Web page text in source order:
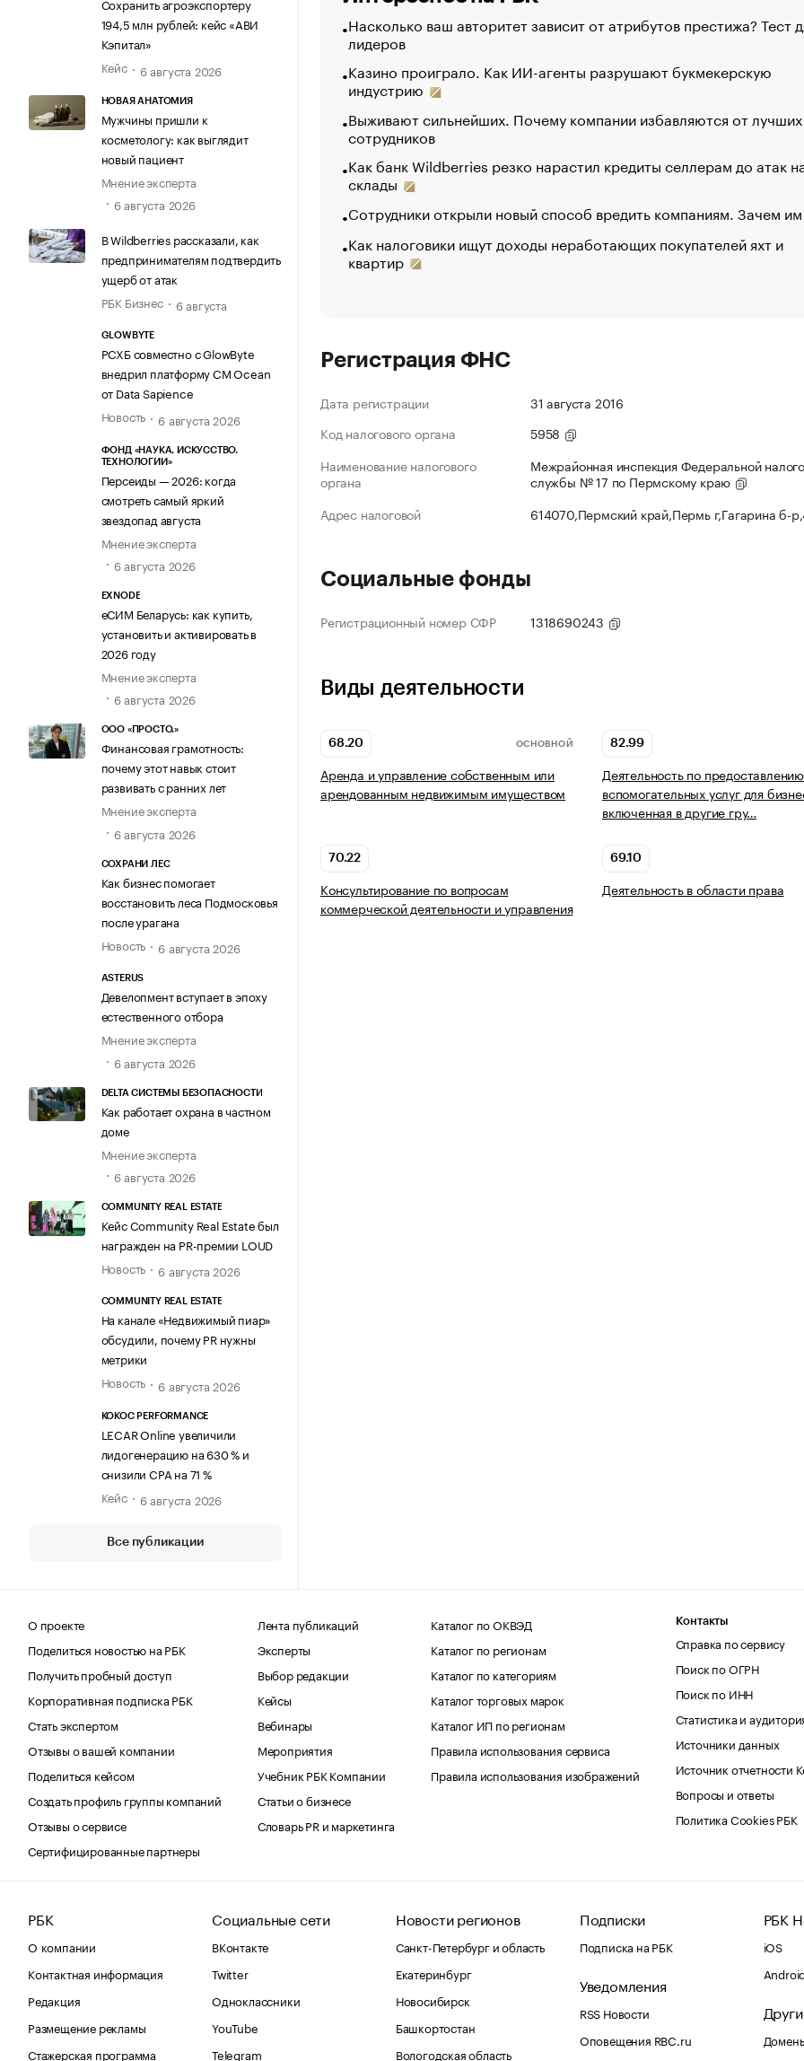
Сохранить агроэкспортеру
194,5 млн рублей: кейс «АВИ
Кэпитал»
Кейс
6 августа 2026
НОВАЯ АНАТОМИЯ
Мужчины пришли к
косметологу: как выглядит
новый пациент
Мнение эксперта
6 августа 2026
В Wildberries рассказали, как
предпринимателям подтвердить
ущерб от атак
РБК Бизнес
6 августа
GLOWBYTE
РСХБ совместно с GlowByte
внедрил платформу CM Ocean
от Data Sapience
Новость
6 августа 2026
ФОНД «НАУКА. ИСКУССТВО.
ТЕХНОЛОГИИ»
Персеиды — 2026: когда
смотреть самый яркий
звездопад августа
Мнение эксперта
6 августа 2026
EXNODE
еСИМ Беларусь: как купить,
установить и активировать в
2026 году
Мнение эксперта
6 августа 2026
ООО «ПРОСТО.»
Финансовая грамотность:
почему этот навык стоит
развивать с ранних лет
Мнение эксперта
6 августа 2026
СОХРАНИ ЛЕС
Как бизнес помогает
восстановить леса Подмосковья
после урагана
Новость
6 августа 2026
ASTERUS
Девелопмент вступает в эпоху
естественного отбора
Мнение эксперта
6 августа 2026
DELTA СИСТЕМЫ БЕЗОПАСНОСТИ
Как работает охрана в частном
доме
Мнение эксперта
6 августа 2026
COMMUNITY REAL ESTATE
Кейс Community Real Estate был
награжден на PR-премии LOUD
Новость
6 августа 2026
COMMUNITY REAL ESTATE
На канале «Недвижимый пиар»
обсудили, почему PR нужны
метрики
Новость
6 августа 2026
KOKOC PERFORMANCE
LECAR Online увеличили
лидогенерацию на 630 % и
снизили CPA на 71 %
Кейс
6 августа 2026
Все публикации
Насколько ваш авторитет зависит от атрибутов престижа? Тест
лидеров
Казино проиграло. Как ИИ-агенты разрушают букмекерскую
индустрию
Выживают сильнейших. Почему компании избавляются от лучших
сотрудников
Как банк Wildberries резко нарастил кредиты селлерам до атак
склады
Сотрудники открыли новый способ вредить компаниям. Зачем
Как налоговики ищут доходы неработающих покупателей яхт и
квартир
Регистрация ФНС
Дата регистрации
31 августа 2016
Код налогового органа
5958
Наименование налогового
органа
Межрайонная инспекция Федеральной
службы № 17 по Пермскому краю
Адрес налоговой
614070,Пермский край,Пермь г,Гагарина б-
Социальные фонды
Регистрационный номер СФР 1318690243
Виды деятельности
68.20 ОСНОВНОЙ
Аренда и управление собственным или
арендованным недвижимым имуществом
82.99
Деятельность по
вспомогательных услуг для
включенная в другие гру…
70.22
Консультирование по вопросам
коммерческой деятельности и управления
69.10
Деятельность в области права
О проекте
Поделиться новостью на РБК
Получить пробный доступ
Корпоративная подписка РБК
Стать экспертом
Отзывы о вашей компании
Поделиться кейсом
Создать профиль группы компаний
Отзывы о сервисе
Сертифицированные партнеры
Лента публикаций
Эксперты
Выбор редакции
Кейсы
Вебинары
Мероприятия
Учебник РБК Компании
Статьи о бизнесе
Словарь PR и маркетинга
Каталог по ОКВЭД
Каталог по регионам
Каталог по категориям
Каталог торговых марок
Каталог ИП по регионам
Правила использования сервиса
Правила использования изображений
Контакты
Справка по сервису
Поиск по ОГРН
Поиск по ИНН
Статистика и
Источники данных
Источник отчетности
Вопросы и ответы
Политика Cookies РБК
РБК
О компании
Контактная информация
Редакция
Размещение рекламы
Стажерская программа
Социальные сети
ВКонтакте
Twitter
Одноклассники
YouTube
Telegram
Новости регионов
Санкт-Петербург и область
Екатеринбург
Новосибирск
Башкортостан
Вологодская область
Подписки
Подписка на РБК
Уведомления
RSS Новости
Оповещения RBC.ru
РБК
iOS